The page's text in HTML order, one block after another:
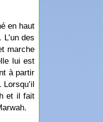
en haut
des
marche
lui est
à partir
et il fait